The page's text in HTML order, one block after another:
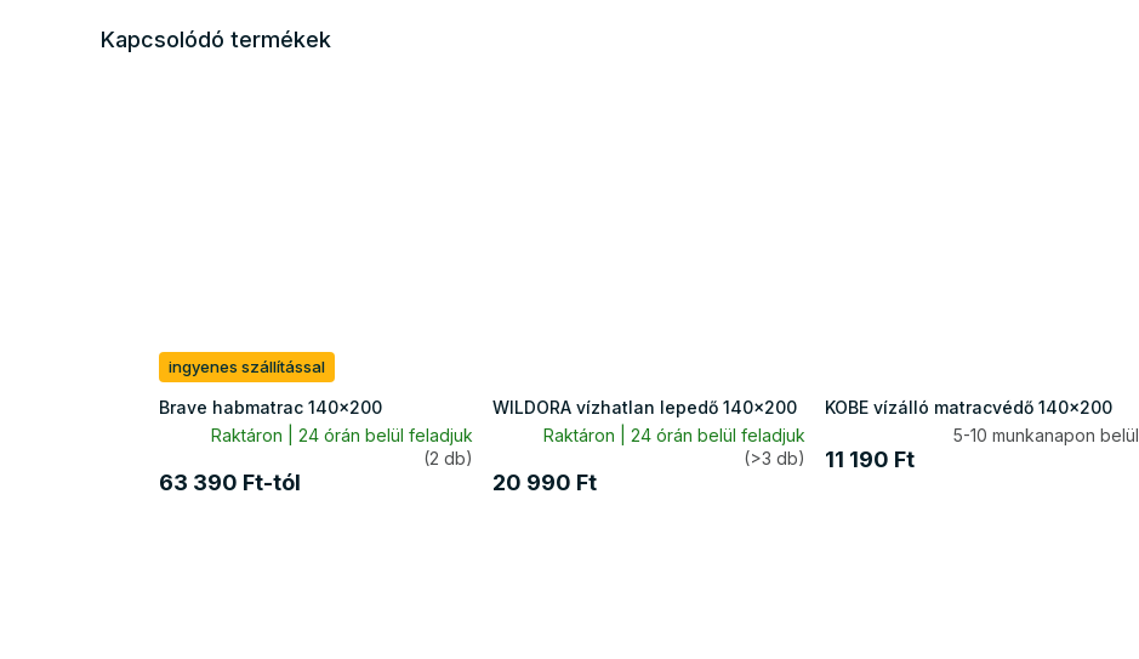
Kapcsolódó termékek
ingyenes szállítással
Brave habmatrac 140x200
Raktáron | 24 órán belül feladjuk
(2 db)
63 390 Ft-tól
WILDORA vízhatlan lepedő 140x200
Raktáron | 24 órán belül feladjuk
(>3 db)
20 990 Ft
KOBE vízálló matracvédő 140x200
5-10 munkanapon belül
11 190 Ft